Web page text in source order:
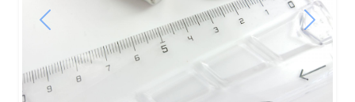
Previous Next